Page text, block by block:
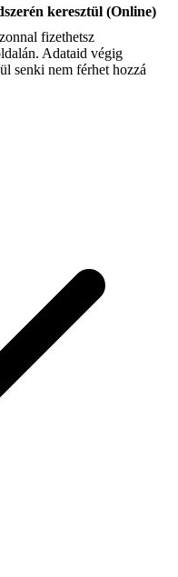
keresztül (Online)
fizethetsz
Adataid végig
senki nem férhet hozzá